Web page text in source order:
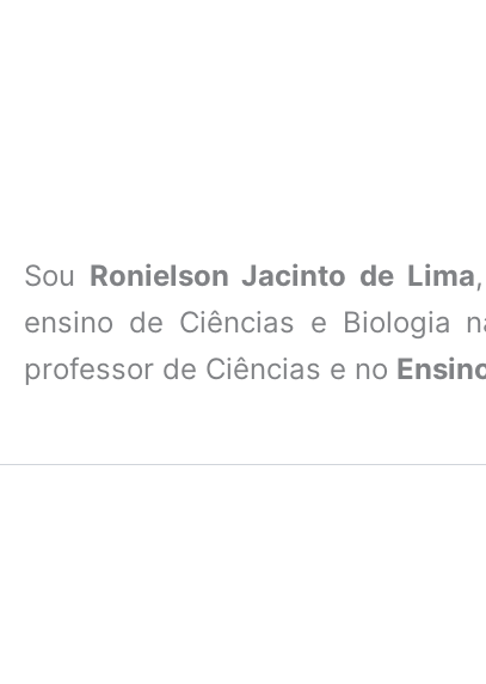
Sou Ronielson Jacinto de Lima,
ensino de Ciências e Biologia
professor de Ciências e no